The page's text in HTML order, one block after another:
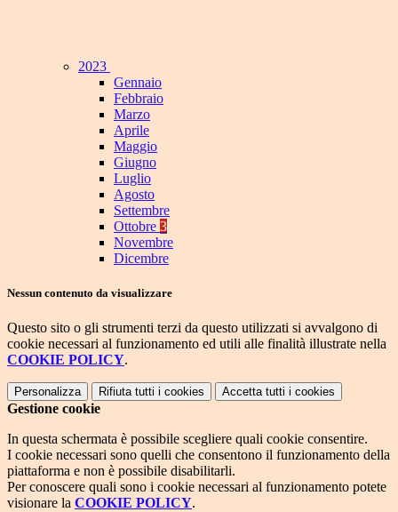
2023
Gennaio
Febbraio
Marzo
Aprile
Maggio
Giugno
Luglio
Agosto
Settembre
Ottobre 3
Novembre
Dicembre
Nessun contenuto da visualizzare
Questo sito o gli strumenti terzi da questo utilizzati si avvalgono di
cookie necessari al funzionamento ed utili alle finalità illustrate nella
COOKIE POLICY.
Personalizza Rifiuta tutti i cookies Accetta tutti i cookies
Gestione cookie
In questa schermata è possibile scegliere quali cookie consentire.
I cookie necessari sono quelli che consentono il funzionamento della
piattaforma e non è possibile disabilitarli.
Per conoscere quali sono i cookie necessari al funzionamento potete
visionare la COOKIE POLICY.